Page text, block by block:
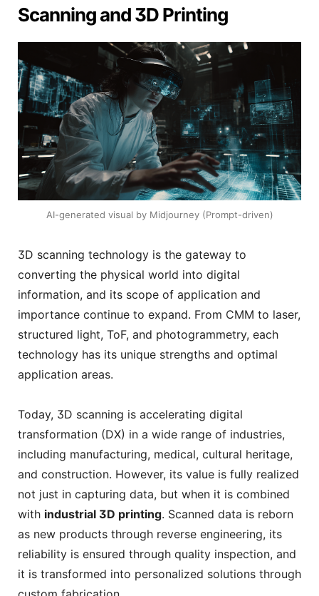
Scanning and 3D Printing
AI-generated visual by Midjourney (Prompt-driven)
3D scanning technology is the gateway to
converting the physical world into digital
information, and its scope of application and
importance continue to expand. From CMM to laser,
structured light, ToF, and photogrammetry, each
technology has its unique strengths and optimal
application areas.
Today, 3D scanning is accelerating digital
transformation (DX) in a wide range of industries,
including manufacturing, medical, cultural heritage,
and construction. However, its value is fully realized
not just in capturing data, but when it is combined
with industrial 3D printing. Scanned data is reborn
as new products through reverse engineering, its
reliability is ensured through quality inspection, and
it is transformed into personalized solutions through